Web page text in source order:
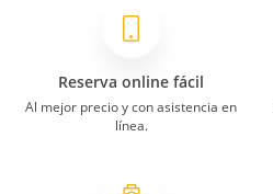
Reserva online fácil
Al mejor precio y con asistencia en
línea.